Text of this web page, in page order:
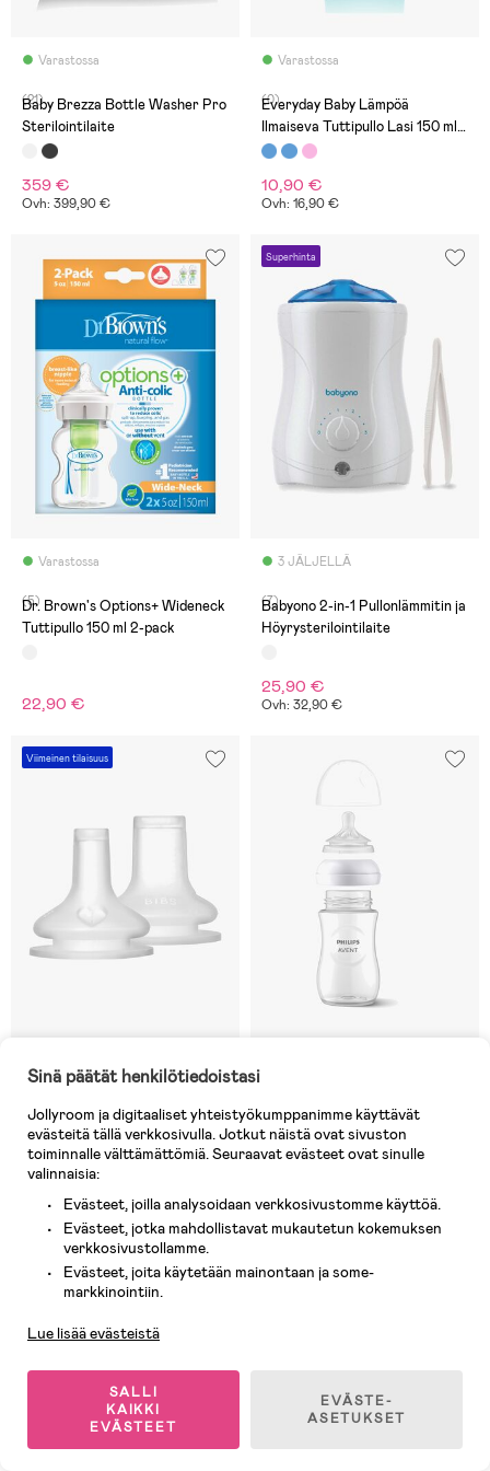
Varastossa
(21)
Baby Brezza Bottle Washer Pro
Sterilointilaite
359 €
Ovh: 399,90 €
Varastossa
(0)
Everyday Baby Lämpöä
Ilmaiseva Tuttipullo Lasi 150 ml,
Turkoosi
10,90 €
Ovh: 16,90 €
Varastossa
(5)
Dr. Brown's Options+ Wideneck
Tuttipullo 150 ml 2-pack
22,90 €
Superhinta
3 JÄLJELLÄ
(7)
Babyono 2-in-1 Pullonlämmitin ja
Höyrysterilointilaite
25,90 €
Ovh: 32,90 €
Viimeinen tilaisuus
BIBS Tuttisuutin Silicone 2-pack
8,90 €
Philips Avent Natural Response
Tutti Flow 2
12,90 €
Sinä päätät henkilötiedoistasi
Jollyroom ja digitaaliset yhteistyökumppanimme käyttävät
evästeitä tällä verkkosivulla. Jotkut näistä ovat sivuston
toiminnalle välttämättömiä. Seuraavat evästeet ovat sinulle
valinnaisia:
Evästeet, joilla analysoidaan verkkosivustomme käyttöä.
Evästeet, jotka mahdollistavat mukautetun kokemuksen
verkkosivustollamme.
Evästeet, joita käytetään mainontaan ja some-
markkinointiin.
Lue lisää evästeistä
SALLI
KAIKKI
EVÄSTEET
EVÄSTE-
ASETUKSET